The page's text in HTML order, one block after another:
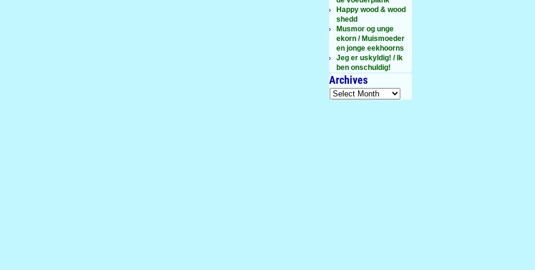
Happy wood & wood
shedd
Musmor og unge
ekorn / Muismoeder
en jonge eekhoorns
Jeg er uskyldig! / Ik
ben onschuldig!
Archives